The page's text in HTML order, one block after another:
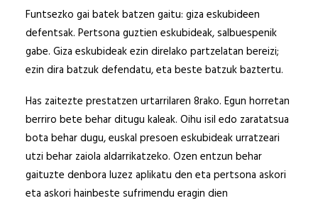
Funtsezko gai batek batzen gaitu: giza eskubideen
defentsak. Pertsona guztien eskubideak, salbuespenik
gabe. Giza eskubideak ezin direlako partzelatan bereizi;
ezin dira batzuk defendatu, eta beste batzuk baztertu.
Has zaitezte prestatzen urtarrilaren 8rako. Egun horretan
berriro bete behar ditugu kaleak. Oihu isil edo zaratatsua
bota behar dugu, euskal presoen eskubideak urratzeari
utzi behar zaiola aldarrikatzeko. Ozen entzun behar
gaituzte denbora luzez aplikatu den eta pertsona askori
eta askori hainbeste sufrimendu eragin dien